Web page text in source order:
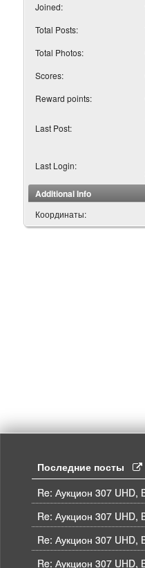
Joined:
Total Posts:
Total Photos:
Scores:
Reward points:
Last Post:
Last Login:
Additional Info
Координаты:
Последние посты